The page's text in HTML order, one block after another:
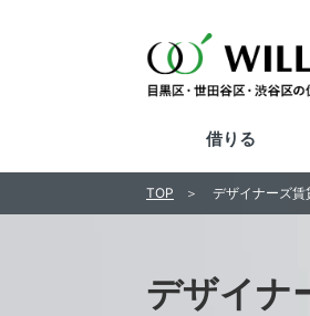
借りる
デザイナ
TOP デザイナーズ賃